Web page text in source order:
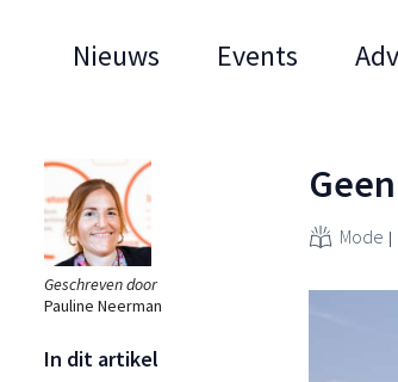
Nieuws Events
Geschreven door
Pauline Neerman
In dit artikel
Mode